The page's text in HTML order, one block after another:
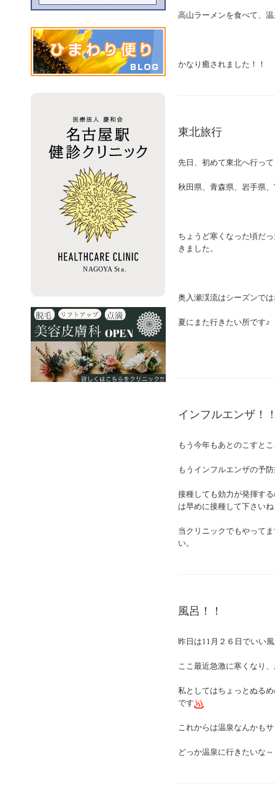
高山ラーメンを食べて、
かなり癒されました！！
東北旅行
先日、初めて東北へ行っ
秋田県、青森県、岩手県
ちょうど寒くなった頃だ
きました。
奥入瀬渓流はシーズンで
夏にまた行きたい所です♪
インフルエンザ！
もう今年もあとのこすと
もうインフルエンザの予
接種しても効力が発揮す
は早めに接種して下さい
当クリニックでもやって
い。
風呂！！
昨日は11月２６日でいい
ここ最近急激に寒くなり
私としてはちょっとぬる
です
これからは温泉なんかも
どっか温泉に行きたいな